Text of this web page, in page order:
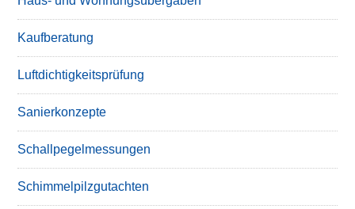
Kaufberatung
Luftdichtigkeitsprüfung
Sanierkonzepte
Schallpegelmessungen
Schimmelpilzgutachten